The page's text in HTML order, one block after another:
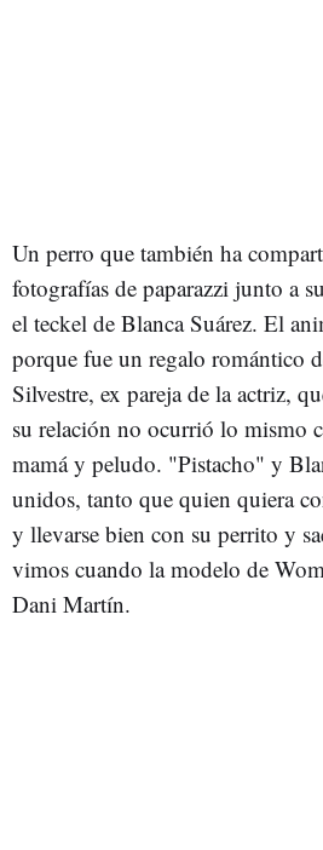
Un perro que también ha
fotografías de paparazzi junto a
el teckel de Blanca Suárez. El
porque fue un regalo romántico
Silvestre, ex pareja de la actriz,
su relación no ocurrió lo mismo
mamá y peludo. "Pistacho" y
unidos, tanto que quien quiera
y llevarse bien con su perrito y
vimos cuando la modelo de
Dani Martín.